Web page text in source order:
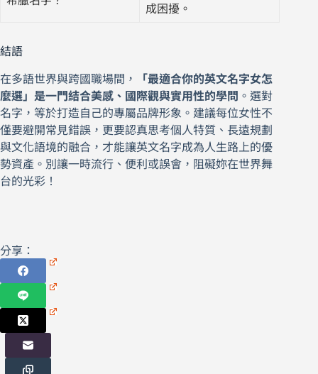
成困擾。
結語
在多語世界與跨國職場間，
「最適合你的英文名字女怎
麼選」是一門結合美感、國際觀與實用性的學問 。選對
名字，等於打造自己的專屬品牌形象。建議每位女性不
僅要避開常見錯誤，更要認真思考個人特質、長遠規劃
與文化語境的融合，才能讓英文名字成為人生路上的優
勢資產。別讓一時流行、便利或誤會，阻礙妳在世界舞
台的光彩！
分享：